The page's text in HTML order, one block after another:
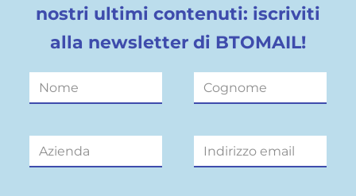
nostri ultimi contenuti: iscriviti
alla newsletter di BTOMAIL!